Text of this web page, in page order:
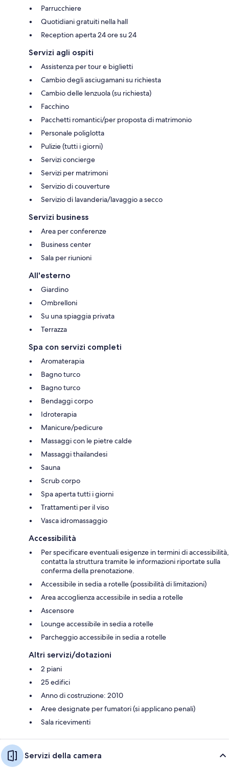
Parrucchiere
Quotidiani gratuiti nella hall
Reception aperta 24 ore su 24
Servizi agli ospiti
Assistenza per tour e biglietti
Cambio degli asciugamani su richiesta
Cambio delle lenzuola (su richiesta)
Facchino
Pacchetti romantici/per proposta di matrimonio
Personale poliglotta
Pulizie (tutti i giorni)
Servizi concierge
Servizi per matrimoni
Servizio di couverture
Servizio di lavanderia/lavaggio a secco
Servizi business
Area per conferenze
Business center
Sala per riunioni
All'esterno
Giardino
Ombrelloni
Su una spiaggia privata
Terrazza
Spa con servizi completi
Aromaterapia
Bagno turco
Bagno turco
Bendaggi corpo
Idroterapia
Manicure/pedicure
Massaggi con le pietre calde
Massaggi thailandesi
Sauna
Scrub corpo
Spa aperta tutti i giorni
Trattamenti per il viso
Vasca idromassaggio
Accessibilità
Per specificare eventuali esigenze in termini di accessibilità,
contatta la struttura tramite le informazioni riportate sulla
conferma della prenotazione.
Accessibile in sedia a rotelle (possibilità di limitazioni)
Area accoglienza accessibile in sedia a rotelle
Ascensore
Lounge accessibile in sedia a rotelle
Parcheggio accessibile in sedia a rotelle
Altri servizi/dotazioni
2 piani
25 edifici
Anno di costruzione: 2010
Aree designate per fumatori (si applicano penali)
Sala ricevimenti
Servizi della camera